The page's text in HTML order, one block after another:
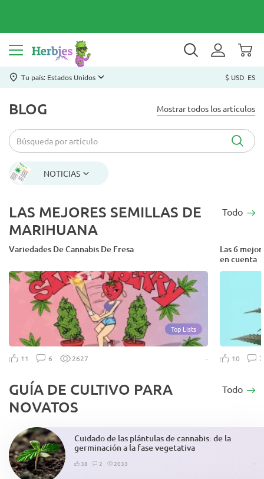
Tu país: Estados Unidos $ USD ES
BLOG Mostrar todos los artículos
NOTICIAS
LAS MEJORES SEMILLAS DE
MARIHUANA
Todo
Variedades De Cannabis De Fresa
Top Lists
11 6 2627 -
Las 6
en cuenta
10
GUÍA DE CULTIVO PARA
NOVATOS
Todo
Cuidado de las plántulas de cannabis: de la
germinación a la fase vegetativa
38 2 2033 -